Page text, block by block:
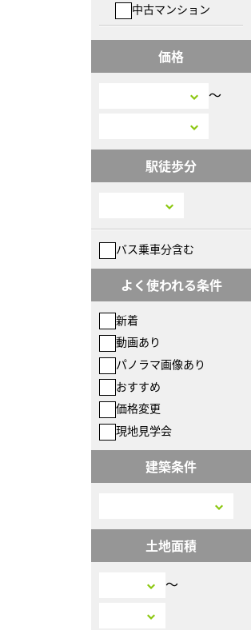
中古マンション
価格
〜
駅徒歩分
バス乗車分含む
よく使われる条件
新着
動画あり
パノラマ画像あり
おすすめ
価格変更
現地見学会
建築条件
土地面積
〜